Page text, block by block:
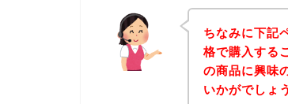
ちなみに下記
格で購入する
の商品に興味
いかがでしょ